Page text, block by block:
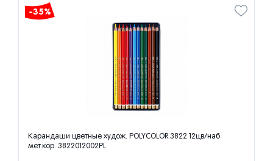
-35%
Карандаши цветные худож. POLYCOLOR 3822 12цв/наб
мет.кор. 3822012002PL